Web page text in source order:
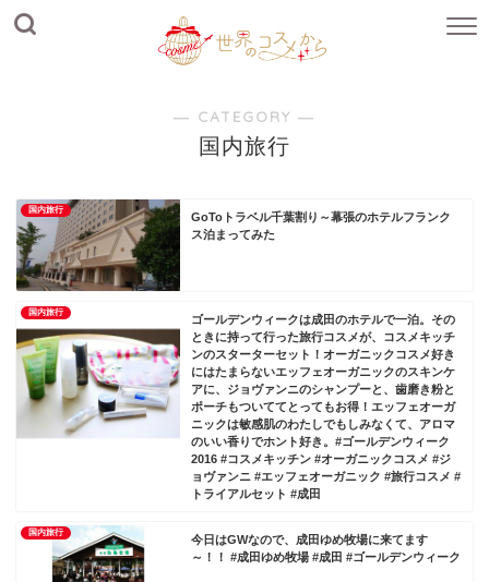
― CATEGORY ―
国内旅行
国内旅行
GoToトラベル千葉割り～幕張のホテルフランク
ス泊まってみた
国内旅行
ゴールデンウィークは成田のホテルで一泊。その
ときに持って行った旅行コスメが、コスメキッチ
ンのスターターセット！オーガニックコスメ好き
にはたまらないエッフェオーガニックのスキンケ
アに、ジョヴァンニのシャンプーと、歯磨き粉と
ポーチもついててとってもお得！エッフェオーガ
ニックは敏感肌のわたしでもしみなくて、アロマ
のいい香りでホント好き。#ゴールデンウィーク
2016 #コスメキッチン #オーガニックコスメ #ジ
ョヴァンニ #エッフェオーガニック #旅行コスメ #
トライアルセット #成田
国内旅行
今日はGWなので、成田ゆめ牧場に来てます
～！！ #成田ゆめ牧場 #成田 #ゴールデンウィーク